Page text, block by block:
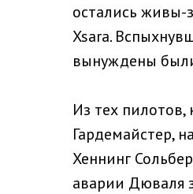
остались живы-
Xsara.
вынуждены
Из тех пилотов,
Гардемайстер,
Хеннинг
аварии Дюваля